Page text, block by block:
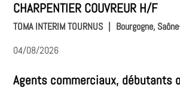
CHARPENTIER COUVREUR H/F
TOMA INTERIM TOURNUS | Bourgogne,
04/08/2026
Agents commerciaux, débutants